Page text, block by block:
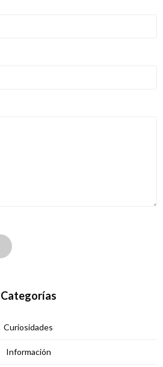
Categorías
Curiosidades
Información